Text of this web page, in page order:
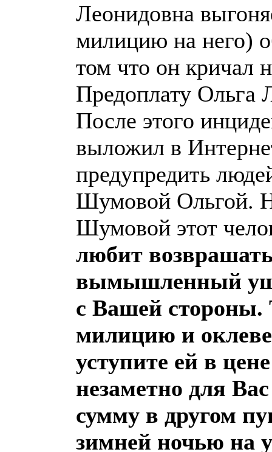
Леонидовна
милицию на него)
том что он кричал
Предоплату Ольга
После этого
выложил в
предупредить
Шумовой Ольгой.
Шумовой этот
любит возврашать
вымышленный
с Вашей стороны.
милицию и
уступите ей в
незаметно для
сумму в другом
зимней ночью на